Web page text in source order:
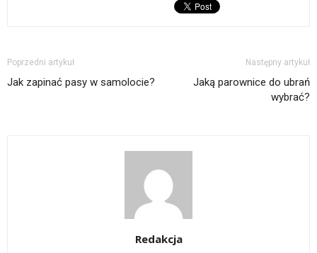
Poprzedni artykuł
Jak zapinać pasy w samolocie?
Następny artykuł
Jaką parownice do ubrań
wybrać?
Redakcja